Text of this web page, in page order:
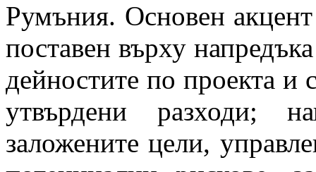
Румъния. Основен
поставен върху
дейностите по проекта и
утвърдени разходи;
заложените цели,